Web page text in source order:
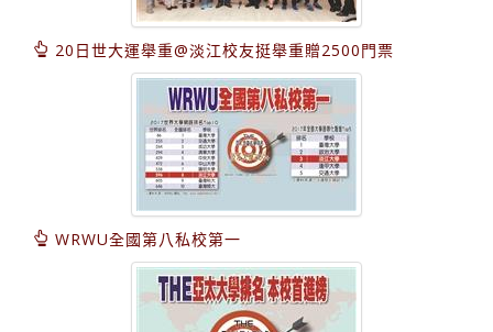
20日世大運舉重@淡江校友挺舉重贈2500門票
WRWU全國第八私校第一